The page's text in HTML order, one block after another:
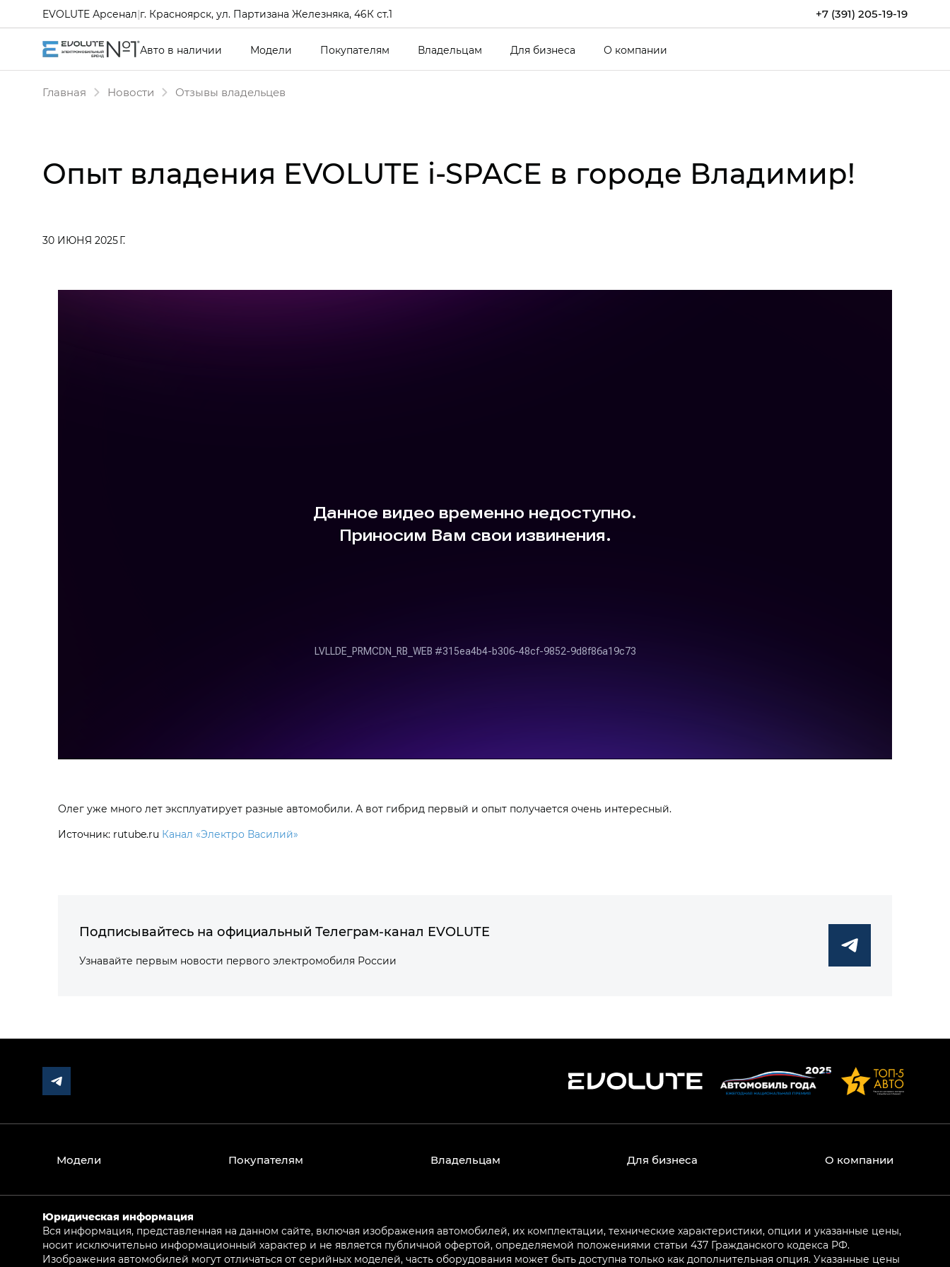
+7 (391) 205-19-19
EVOLUTE Арсенал|г. Красноярск, ул. Партизана Железняка, 46К ст.1
Авто в наличии Модели Покупателям Владельцам Для бизнеса О компании
Главная Новости Отзывы владельцев
Опыт владения EVOLUTE i‑SPACE в городе Владимир!
30 ИЮНЯ 2025 Г.
Олег уже много лет эксплуатирует разные автомобили. А вот гибрид первый и опыт получается очень интересный.
Источник: rutube.ru Канал «Электро Василий»
Подписывайтесь на официальный Телеграм-канал EVOLUTE
Узнавайте первым новости первого электромобиля России
Модели Покупателям Владельцам Для бизнеса О компании
Юридическая информация
Вся информация, представленная на данном сайте, включая изображения автомобилей, их комплектации, технические характеристики, опции и указанные цены,
носит исключительно информационный характер и не является публичной офертой, определяемой положениями статьи 437 Гражданского кодекса РФ.
Изображения автомобилей могут отличаться от серийных моделей, часть оборудования может быть доступна только как дополнительная опция. Указанные цены